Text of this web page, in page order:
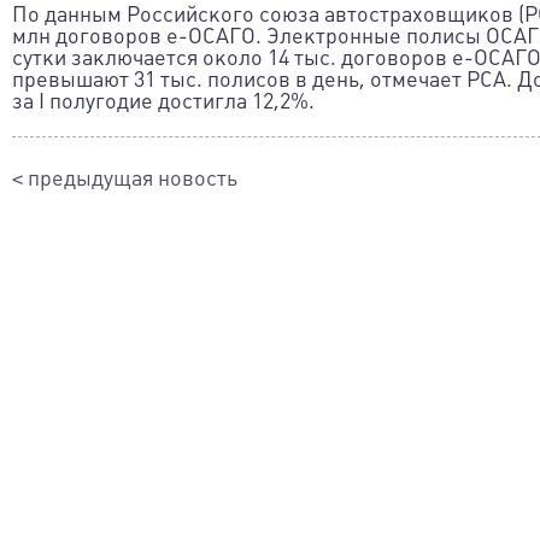
По данным Российского союза автостраховщиков
млн договоров е-ОСАГО. Электронные полисы
сутки заключается около 14 тыс. договоров е-
превышают 31 тыс. полисов в день, отмечает РСА.
за I полугодие достигла 12,2%.
< предыдущая новость